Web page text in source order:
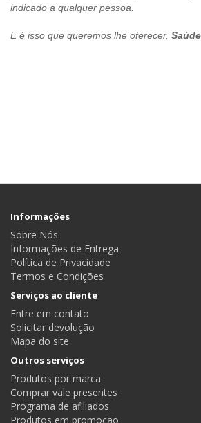
indicado a qualquer pessoa.
E é isso que queremos lhe oferecer.
Informações
Sobre Nós
Informações de Entrega
Política de Privacidade
Termos e Condições
Serviços ao cliente
Entre em contato
Solicitar devolução
Mapa do site
Outros serviços
Produtos por marca
Comprar vale presentes
Programa de afiliados
Produtos em promoção